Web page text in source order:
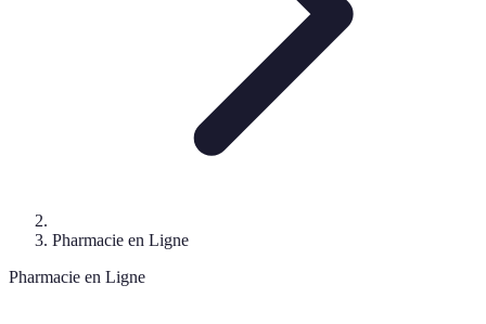
Pharmacie en Ligne
Pharmacie en Ligne